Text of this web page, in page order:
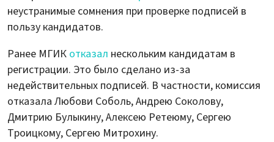
неустранимые сомнения при проверке подписей в
пользу кандидатов.
Ранее МГИК отказал нескольким кандидатам в
регистрации. Это было сделано из-за
недействительных подписей. В частности, комиссия
отказала Любови Соболь, Андрею Соколову,
Дмитрию Булыкину, Алексею Ретеюму, Сергею
Троицкому, Сергею Митрохину.